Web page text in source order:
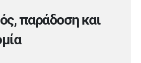
παράδοση και